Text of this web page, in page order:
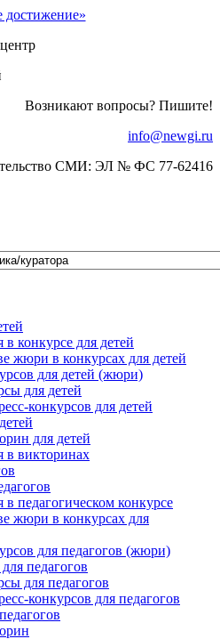
достижение»
Возникают вопросы? Пишите!
info@newgi.ru
СМИ: ЭЛ № ФС 77-62416
конкурсе для детей
жюри в конкурсах для детей
для детей (жюри)
для детей
конкурсов для детей
для детей
в викторинах
в педагогическом конкурсе
жюри в конкурсах для
для педагогов (жюри)
педагогов
для педагогов
конкурсов для педагогов